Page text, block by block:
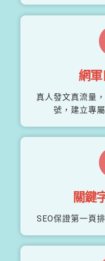
網
真人發文真流量
號，建立專
關鍵
SEO保證第一頁